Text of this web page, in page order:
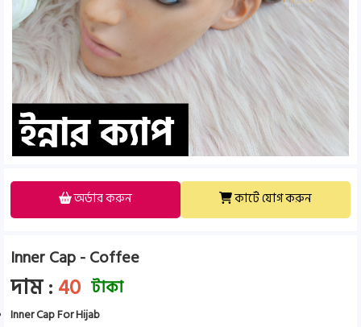
অর্ডার করুন কার্টে যোগ করুন
Inner Cap - Coffee
দাম :40 টাকা
Inner Cap For Hijab